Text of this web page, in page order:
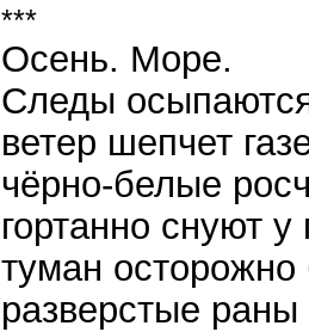
***
Осень. Море.
Следы
ветер шепчет
чёрно-белые
гортанно снуют
туман осторожно
разверстые раны